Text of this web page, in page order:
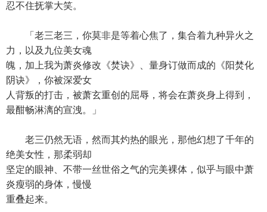
忍不住抚掌大笑。
「老三老三，你莫非是等着心焦了，集合着九种异火之
力，以及九位美女魂
魄，加上我为萧炎修改《焚诀》、量身订做而成的《阳焚化
阴诀》，你被深爱女
人背叛的打击，被萧玄重创的屈辱，将会在萧炎身上得到，
最酣畅淋漓的宣洩。」
老三仍然无语，然而其灼热的眼光，那他幻想了千年的
绝美女性，那柔弱却
坚定的眼神、不带一丝世俗之气的完美裸体，似乎与眼中萧
炎瘦弱的身体，慢慢
重叠起来。